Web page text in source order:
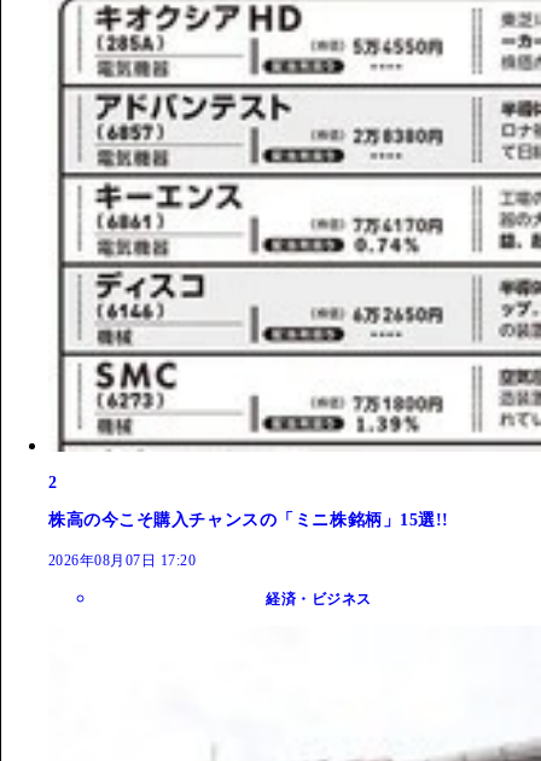
2
株高の今こそ購入チャンスの「ミニ株銘柄」15選!!
2026年08月07日 17:20
経済・ビジネス